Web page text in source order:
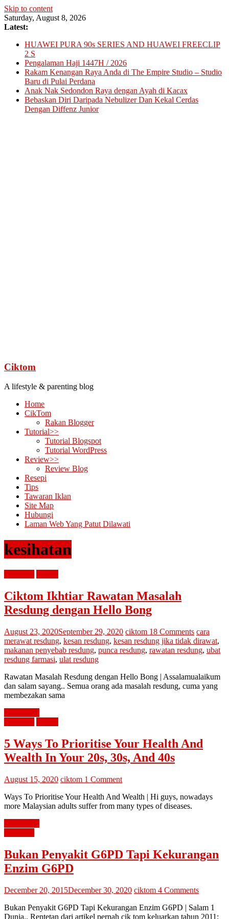
Skip to content
Saturday, August 8, 2026
Latest:
HUAWEI PURA 90s SERIES AND HUAWEI FREECLIP
2 S
Pengalaman Haji 1447H / 2026
Rakam Kenangan Raya Anda di The Empire Studio – Studio
Baru di Pulai Perdana
Anak Nak Sedondon Raya dengan Ayah di Kacax
Bebaskan Diri Daripada Nebulizer Dan Kekal Cerdas
Dengan Diffenz Junior
Ciktom
A lifestyle & parenting blog
Home
CikTom
Rakan Blogger
Tutorial>>
Tutorial Blogspot
Tutorial WordPress
Review>>
Review Blog
Resepi
Tips
Tawaran Iklan
Site Map
Hubungi
Laman Web Yang Patut Dilawati
kesihatan
Ciktom Ikhtiar Rawatan Masalah
Resdung dengan Hello Bong
August 23, 2020September 29, 2020 ciktom 18 Comments cara
merawat resdung, kesan resdung, kesan resdung jika tidak dirawat,
makanan penyebab resdung, punca resdung, rawatan resdung, ubat
resdung farmasi, ulat resdung
Rawatan Masalah Resdung dengan Hello Bong | Assalamualaikum
dan salam sayang.. Semua orang ada masalah resdung, cuma yang
membezakan sama
5 Ways To Prioritise Your Health And
Wealth In Your 20s, 30s, And 40s
August 15, 2020 ciktom 1 Comment
Ways To Prioritise Your Health And Wealth | Hi guys, nowadays
more Malaysian adults suffer from many types of diseases.
Bukan Penyakit G6PD Tapi Kekurangan
Enzim G6PD
December 20, 2015December 30, 2020 ciktom 4 Comments
Bukan Penyakit G6PD Tapi Kekurangan Enzim G6PD | Salam 1
Dunia.. Rentetan dari artikel pernah cik tom keluarkan tahun 2011: